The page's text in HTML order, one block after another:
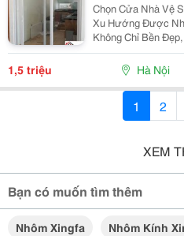
Chọn Cửa Nhà Vệ
Xu Hướng Được
Không Chỉ Bền
Chống Nước, Dễ
Cách Nội Thất
Mẫu Cửa...
1,5 triệu Hà Nội
1 2
XEM
Bạn có muốn tìm thêm
Nhôm Xingfa
Nhôm Kính